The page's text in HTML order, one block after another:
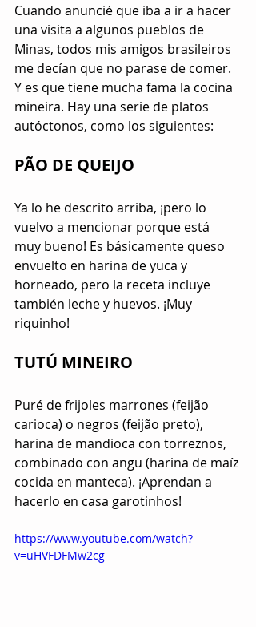
Cuando anuncié que iba a ir a hacer
una visita a algunos pueblos de
Minas, todos mis amigos brasileiros
me decían que no parase de comer.
Y es que tiene mucha fama la cocina
mineira. Hay una serie de platos
autóctonos, como los siguientes:
PÃO DE QUEIJO
Ya lo he descrito arriba, ¡pero lo
vuelvo a mencionar porque está
muy bueno! Es básicamente queso
envuelto en harina de yuca y
horneado, pero la receta incluye
también leche y huevos. ¡Muy
riquinho!
TUTÚ MINEIRO
Puré de frijoles marrones (feijão
carioca) o negros (feijão preto),
harina de mandioca con torreznos,
combinado con angu (harina de maíz
cocida en manteca). ¡Aprendan a
hacerlo en casa garotinhos!
https://www.youtube.com/watch?
v=uHVFDFMw2cg